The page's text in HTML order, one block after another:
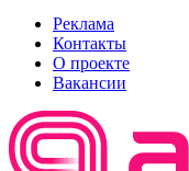
Реклама
Контакты
О проекте
Вакансии